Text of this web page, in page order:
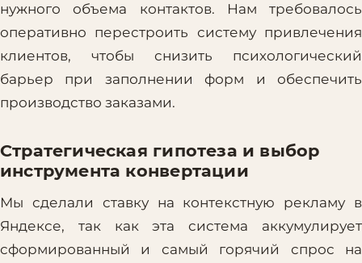
нужного объема контактов. Нам требовалось
оперативно перестроить систему привлечения
клиентов, чтобы снизить психологический
барьер при заполнении форм и обеспечить
производство заказами.
Стратегическая гипотеза и выбор
инструмента конвертации
Мы сделали ставку на контекстную рекламу в
Яндексе, так как эта система аккумулирует
сформированный и самый горячий спрос на